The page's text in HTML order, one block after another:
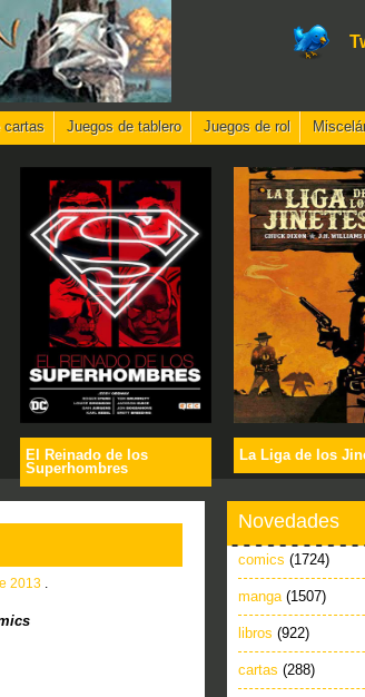
cartas Juegos de tablero Juegos de rol
El Reinado de los
Superhombres
La Liga de los
2013
Novedades
comics (1724)
manga (1507)
libros (922)
cartas (288)